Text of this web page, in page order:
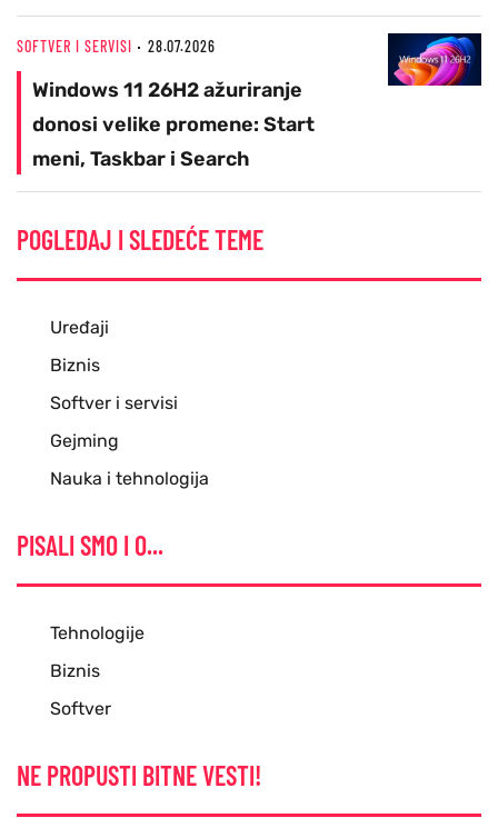
SOFTVER I SERVISI 28.07.2026
Windows 11 26H2 ažuriranje
donosi velike promene: Start
meni, Taskbar i Search
POGLEDAJ I SLEDEĆE TEME
Uređaji
Biznis
Softver i servisi
Gejming
Nauka i tehnologija
PISALI SMO I O...
Tehnologije
Biznis
Softver
NE PROPUSTI BITNE VESTI!